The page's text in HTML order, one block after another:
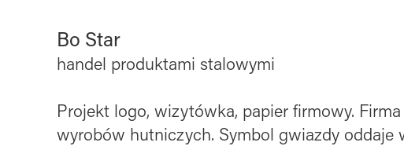
Bo Star
handel produktami stalowymi
Projekt logo, wizytówka, papier firmowy.
wyrobów hutniczych. Symbol gwiazdy oddaje